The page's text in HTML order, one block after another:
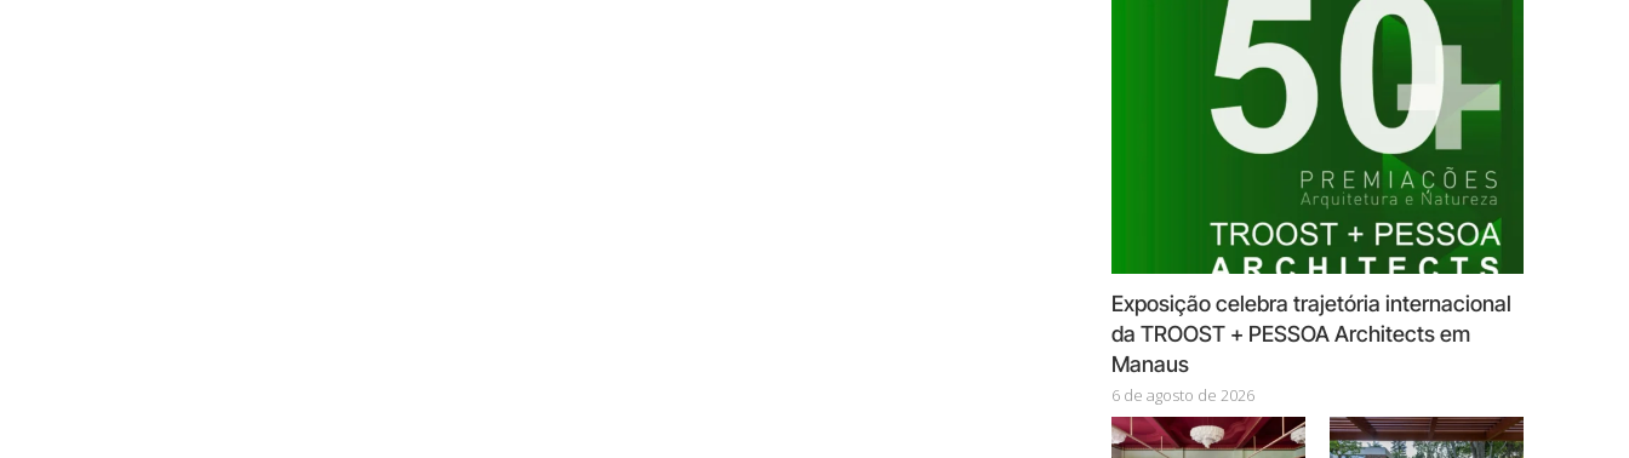
Exposição celebra trajetória internacional
da TROOST + PESSOA Architects em
Manaus
6 de agosto de 2026